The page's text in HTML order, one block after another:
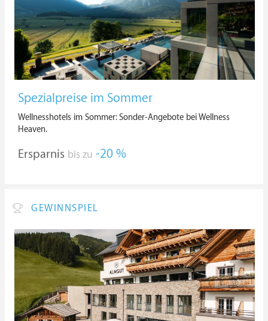
Spezialpreise im Sommer
Wellnesshotels im Sommer: Sonder-Angebote bei Wellness
Heaven.
Ersparnis bis zu -20 %
GEWINNSPIEL